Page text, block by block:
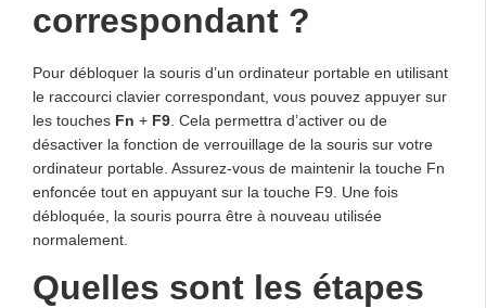
correspondant ?
Pour débloquer la souris d’un ordinateur portable en utilisant
le raccourci clavier correspondant, vous pouvez appuyer sur
les touches Fn + F9 . Cela permettra d’activer ou de
désactiver la fonction de verrouillage de la souris sur votre
ordinateur portable. Assurez-vous de maintenir la touche Fn
enfoncée tout en appuyant sur la touche F9. Une fois
débloquée, la souris pourra être à nouveau utilisée
normalement.
Quelles sont les étapes